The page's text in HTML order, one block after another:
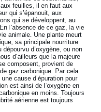
feuilles, il en faut aux
qui s’épanouit, aux
qui se développent, au
l’absence de ce gaz, la vie
animale. Une plante meurt
sa principale nourriture
d’oxygène, ou non
d’ailleurs que la majeure
composent, provient de
gaz carbonique. Par cela
cause d’épuration pour
est ainsi de l’oxygène en
en moins. Toujours
aérienne est toujours